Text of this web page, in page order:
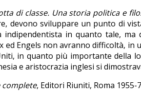
di classe. Una storia politica e
devono sviluppare un punto di
in quanto tale,
ed Engels non avranno difficoltà,
in quanto più importante della
e aristocrazia inglesi si
complete, Editori Riuniti, Roma 1955-